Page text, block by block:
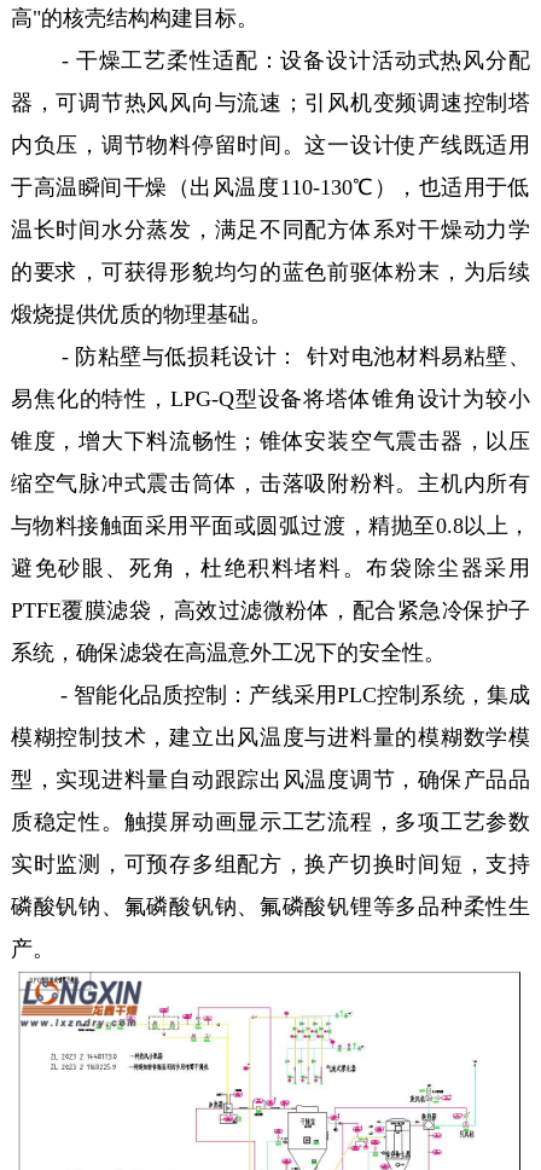
高"的核壳结构构建目标。
- 干燥工艺柔性适配：设备设计活动式热风分配
器，可调节热风风向与流速；引风机变频调速控制塔
内负压，调节物料停留时间。这一设计使产线既适用
于高温瞬间干燥（出风温度110-130℃），也适用于低
温长时间水分蒸发，满足不同配方体系对干燥动力学
的要求，可获得形貌均匀的蓝色前驱体粉末，为后续
煅烧提供优质的物理基础。
- 防粘壁与低损耗设计： 针对电池材料易粘壁、
易焦化的特性，LPG-Q型设备将塔体锥角设计为较小
锥度，增大下料流畅性；锥体安装空气震击器，以压
缩空气脉冲式震击筒体，击落吸附粉料。主机内所有
与物料接触面采用平面或圆弧过渡，精抛至0.8以上，
避免砂眼、死角，杜绝积料堵料。布袋除尘器采用
PTFE覆膜滤袋，高效过滤微粉体，配合紧急冷保护子
系统，确保滤袋在高温意外工况下的安全性。
- 智能化品质控制：产线采用PLC控制系统，集成
模糊控制技术，建立出风温度与进料量的模糊数学模
型，实现进料量自动跟踪出风温度调节，确保产品品
质稳定性。触摸屏动画显示工艺流程，多项工艺参数
实时监测，可预存多组配方，换产切换时间短，支持
磷酸钒钠、氟磷酸钒钠、氟磷酸钒锂等多品种柔性生
产。